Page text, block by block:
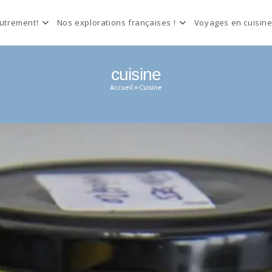
Nos explorations françaises ! Voyages en
cuisine
Accueil» Cuisine